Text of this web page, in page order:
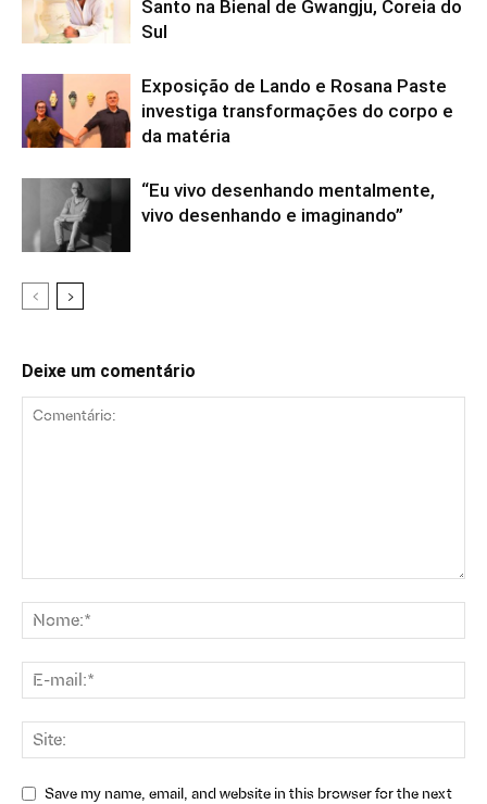
Santo na Bienal de Gwangju, Coreia do
Sul
Exposição de Lando e Rosana Paste
investiga transformações do corpo e
da matéria
“Eu vivo desenhando mentalmente,
vivo desenhando e imaginando”
Deixe um comentário
Save my name, email, and website in this browser for the next